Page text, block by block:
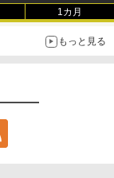
1カ月
もっと見る